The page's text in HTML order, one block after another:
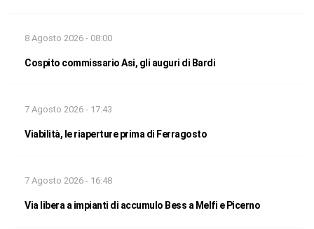
8 Agosto 2026 - 08:00
Cospito commissario Asi, gli auguri di Bardi
7 Agosto 2026 - 17:43
Viabilità, le riaperture prima di Ferragosto
7 Agosto 2026 - 16:48
Via libera a impianti di accumulo Bess a Melfi e Picerno